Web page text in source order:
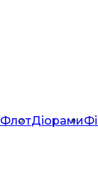
ФлотДіорами